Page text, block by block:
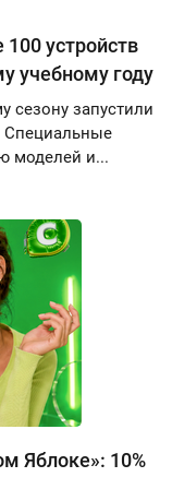
устройств
учебному году
сезону запустили
Специальные
моделей и...
Яблоке»: 10%